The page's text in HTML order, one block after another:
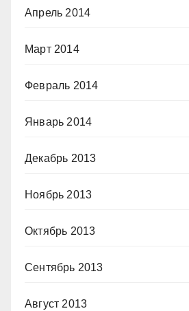
Апрель 2014
Март 2014
Февраль 2014
Январь 2014
Декабрь 2013
Ноябрь 2013
Октябрь 2013
Сентябрь 2013
Август 2013